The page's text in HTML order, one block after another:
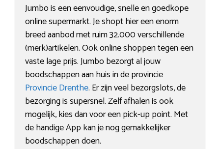
Jumbo is een eenvoudige, snelle en goedkope
online supermarkt. Je shopt hier een enorm
breed aanbod met ruim 32.000 verschillende
(merk)artikelen. Ook online shoppen tegen een
vaste lage prijs. Jumbo bezorgt al jouw
boodschappen aan huis in de provincie
Provincie Drenthe. Er zijn veel bezorgslots, de
bezorging is supersnel. Zelf afhalen is ook
mogelijk, kies dan voor een pick-up point. Met
de handige App kan je nog gemakkelijker
boodschappen doen.